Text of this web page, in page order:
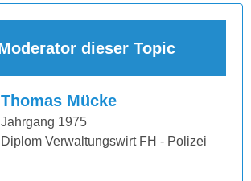
dieser Topic
Thomas Mücke
Jahrgang 1975
Diplom Verwaltungswirt FH - Polizei